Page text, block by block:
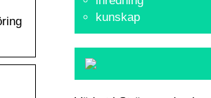
kunskap